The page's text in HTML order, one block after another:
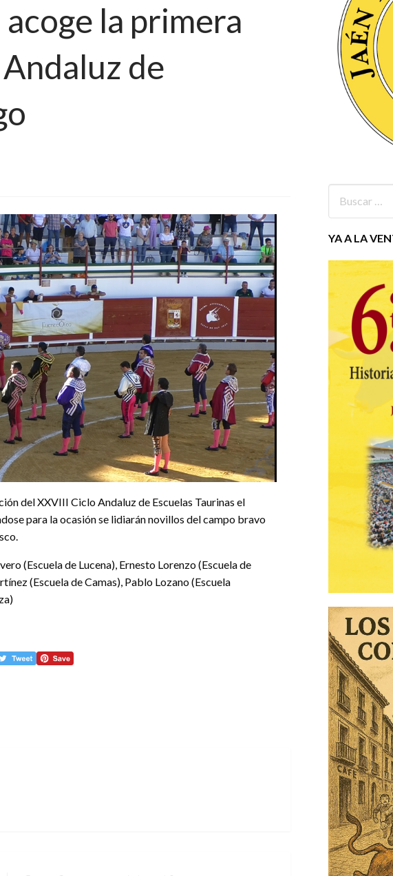
acoge la primera
de
del XXVIII Ciclo Andaluz de Escuelas Taurinas el
para la ocasión se lidiarán novillos del campo bravo
(Escuela de Lucena), Ernesto Lorenzo (Escuela de
(Escuela de Camas), Pablo Lozano (Escuela
YA A LA